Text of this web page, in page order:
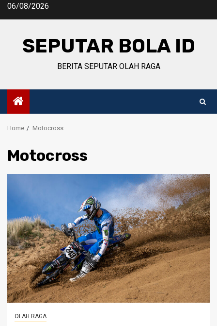
Skip06/08/2026
SEPUTAR BOLA ID
BERITA SEPUTAR OLAH RAGA
Home Motocross
Motocross
OLAH RAGA